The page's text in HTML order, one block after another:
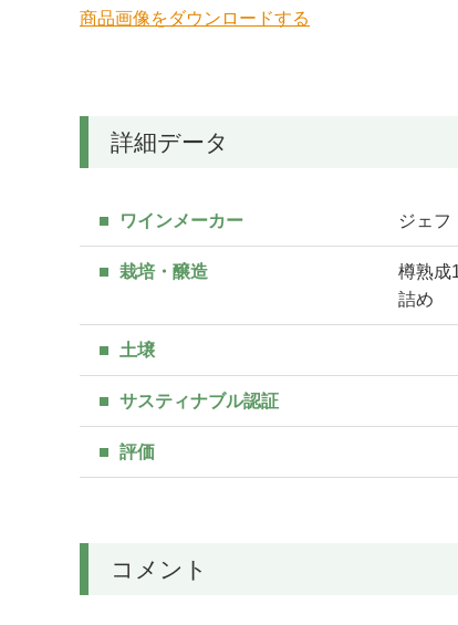
商品画像をダウンロードする
詳細データ
ワインメーカー ジェフ
栽培・醸造
樽熟成
詰め
土壌
サスティナブル認証
評価
コメント